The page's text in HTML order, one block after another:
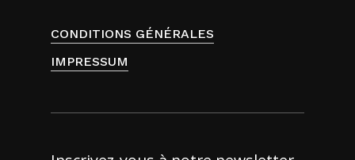
CONDITIONS GÉNÉRALES
IMPRESSUM